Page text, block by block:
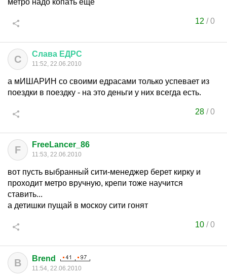
метро надо копать еще
12 /0
С Слава ЕДРС
11:52, 22.06.2010
а мИШАРИН со своими едрасами только успевает из
поездки в поездку - на это деньги у них всегда есть.
28 /0
F FreeLancer_86
11:53, 22.06.2010
вот пусть выбранный сити-менеджер берет кирку и
проходит метро вручную, крепи тоже научится
ставить...
а детишки пущай в москоу сити гонят
10 /0
B Brend
11:54, 22.06.2010